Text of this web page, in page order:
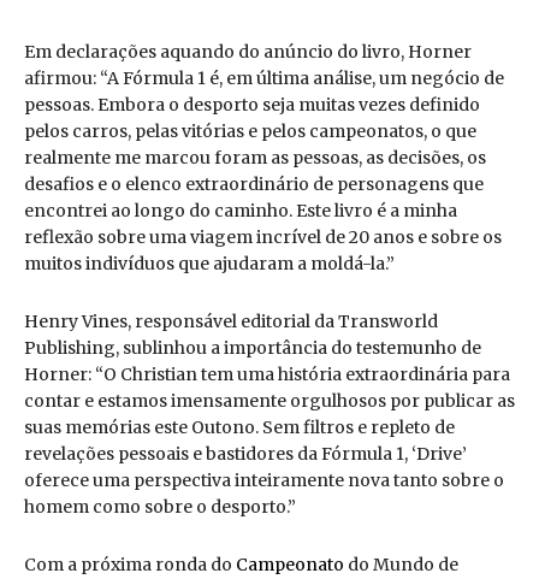
Em declarações aquando do anúncio do livro, Horner
afirmou: “A Fórmula 1 é, em última análise, um negócio de
pessoas. Embora o desporto seja muitas vezes definido
pelos carros, pelas vitórias e pelos campeonatos, o que
realmente me marcou foram as pessoas, as decisões, os
desafios e o elenco extraordinário de personagens que
encontrei ao longo do caminho. Este livro é a minha
reflexão sobre uma viagem incrível de 20 anos e sobre os
muitos indivíduos que ajudaram a moldá-la.”
Henry Vines, responsável editorial da Transworld
Publishing, sublinhou a importância do testemunho de
Horner: “O Christian tem uma história extraordinária para
contar e estamos imensamente orgulhosos por publicar as
suas memórias este Outono. Sem filtros e repleto de
revelações pessoais e bastidores da Fórmula 1, ‘Drive’
oferece uma perspectiva inteiramente nova tanto sobre o
homem como sobre o desporto.”
Com a próxima ronda do Campeonato do Mundo de